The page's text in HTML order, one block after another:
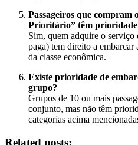
Passageiros que compram
Prioritário” têm
Sim, quem adquire o
paga) tem direito a embarcar
da classe econômica.
Existe prioridade de
grupo?
Grupos de 10 ou mais
conjunto, mas não têm
categorias acima
Related posts: